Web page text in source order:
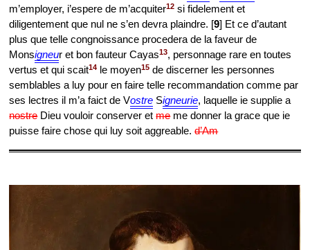
m’employer, i’espere de m’acquiter12 si fidelement et
diligentement que nul ne s’en devra plaindre. [9] Et ce d’autant
plus que telle congnoissance procedera de la faveur de
Monsigneur et bon fauteur Cayas13, personnage rare en toutes
vertus et qui scait14 le moyen15 de discerner les personnes
semblables a luy pour en faire telle recommandation comme par
ses lectres il m’a faict de Vostre Signeurie, laquelle ie supplie a
nostreDieu vouloir conserver etmeme donner la grace que ie
puisse faire chose qui luy soit aggreable.d’Am